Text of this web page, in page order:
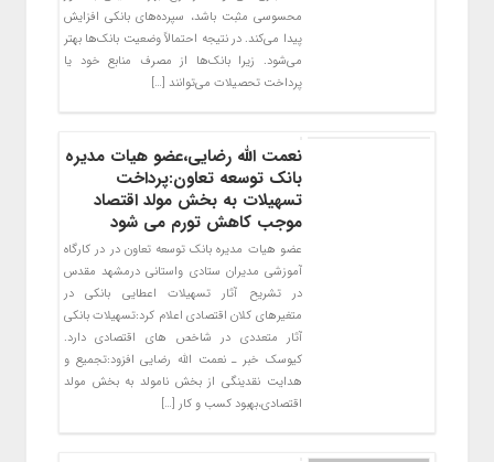
محسوسی مثبت باشد، سپرده‌های بانکی افزایش
پیدا می‌کند. در نتیجه احتمالاً وضعیت بانک‌ها بهتر
می‌شود. زیرا بانک‌ها از مصرف منابع خود یا
پرداخت تحصیلات می‌توانند […]
نعمت الله رضایی،عضو هیات مدیره
بانک توسعه تعاون:پرداخت
تسهیلات به بخش مولد اقتصاد
موجب کاهش تورم می شود
عضو هیات مدیره بانک توسعه تعاون در در کارگاه
آموزشی مدیران ستادی واستانی درمشهد مقدس
در تشریح آثار تسهیلات اعطایی بانکی در
متغیرهای کلان اقتصادی اعلام کرد:تسهیلات بانکی
آثار متعددی در شاخص های اقتصادی دارد.
کیوسک خبر ـ نعمت الله رضایی افزود:تجمیع و
هدایت نقدینگی از بخش نامولد به بخش مولد
اقتصادی،بهبود کسب و کار […]